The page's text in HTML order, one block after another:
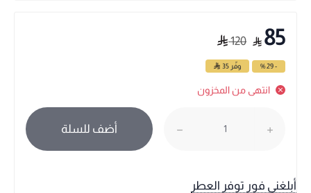
85
120
- 29 % وفّر 35
انتهى من المخزون
أضف للسلة
أبلغني فور توفر العطر